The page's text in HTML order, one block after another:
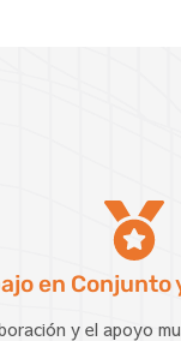
en Conjunto
y el apoyo